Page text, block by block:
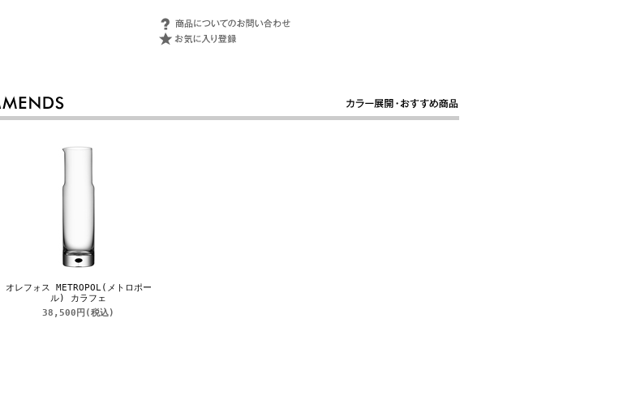
オレフォス METROPOL(メトロポー
ル) カラフェ
38,500円 (税込)